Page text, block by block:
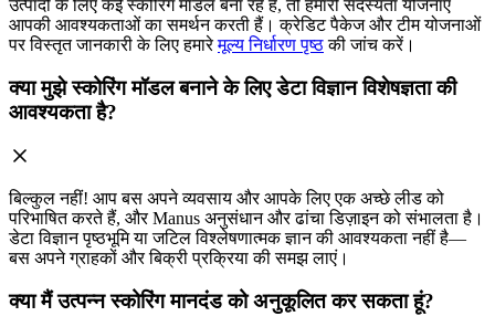
उत्पादों के लिए कई स्कोरिंग मॉडल बना रहे हैं, तो हमारी सदस्यता योजनाएं
आपकी आवश्यकताओं का समर्थन करती हैं। क्रेडिट पैकेज और टीम योजनाओं
पर विस्तृत जानकारी के लिए हमारेमूल्य निर्धारण पृष्ठकी जांच करें।
क्या मुझे स्कोरिंग मॉडल बनाने के लिए डेटा विज्ञान विशेषज्ञता की
आवश्यकता है?
बिल्कुल नहीं! आप बस अपने व्यवसाय और आपके लिए एक अच्छे लीड को
परिभाषित करते हैं, और Manus अनुसंधान और ढांचा डिज़ाइन को संभालता है।
डेटा विज्ञान पृष्ठभूमि या जटिल विश्लेषणात्मक ज्ञान की आवश्यकता नहीं है—
बस अपने ग्राहकों और बिक्री प्रक्रिया की समझ लाएं।
क्या मैं उत्पन्न स्कोरिंग मानदंड को अनुकूलित कर सकता हूं?